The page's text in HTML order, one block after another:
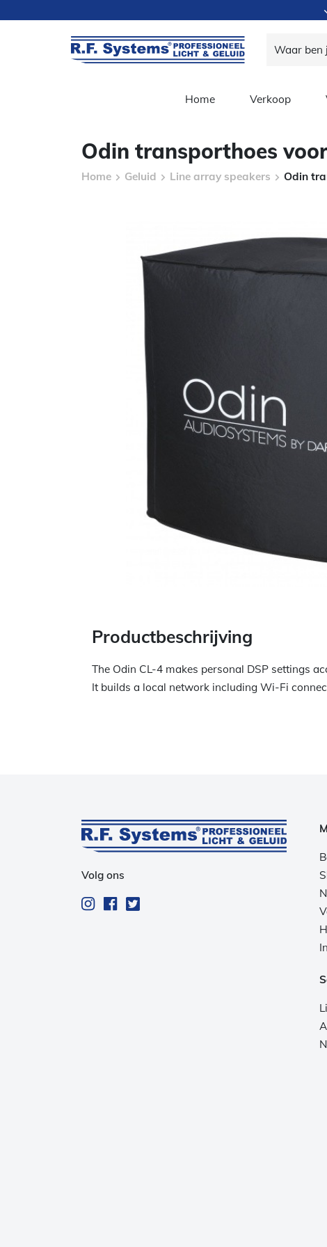
Home Verkoop
Odin transporthoes
Home Geluid Line array speakers Odin
Productbeschrijving
The Odin CL-4 makes personal DSP settings
It builds a local network including Wi-Fi
Volg ons